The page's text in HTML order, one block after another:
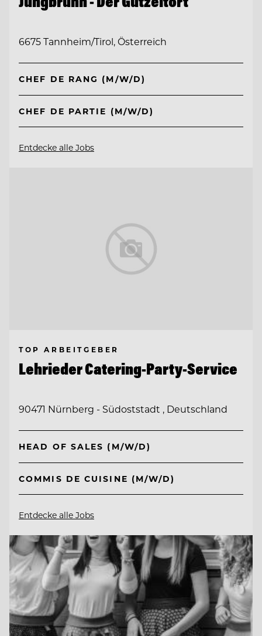
6675 Tannheim/Tirol, Österreich
CHEF DE RANG (M/W/D)
CHEF DE PARTIE (M/W/D)
Entdecke alle Jobs
TOP ARBEITGEBER
Lehrieder Catering-Party-Service
90471 Nürnberg - Südoststadt , Deutschland
HEAD OF SALES (M/W/D)
COMMIS DE CUISINE (M/W/D)
Entdecke alle Jobs